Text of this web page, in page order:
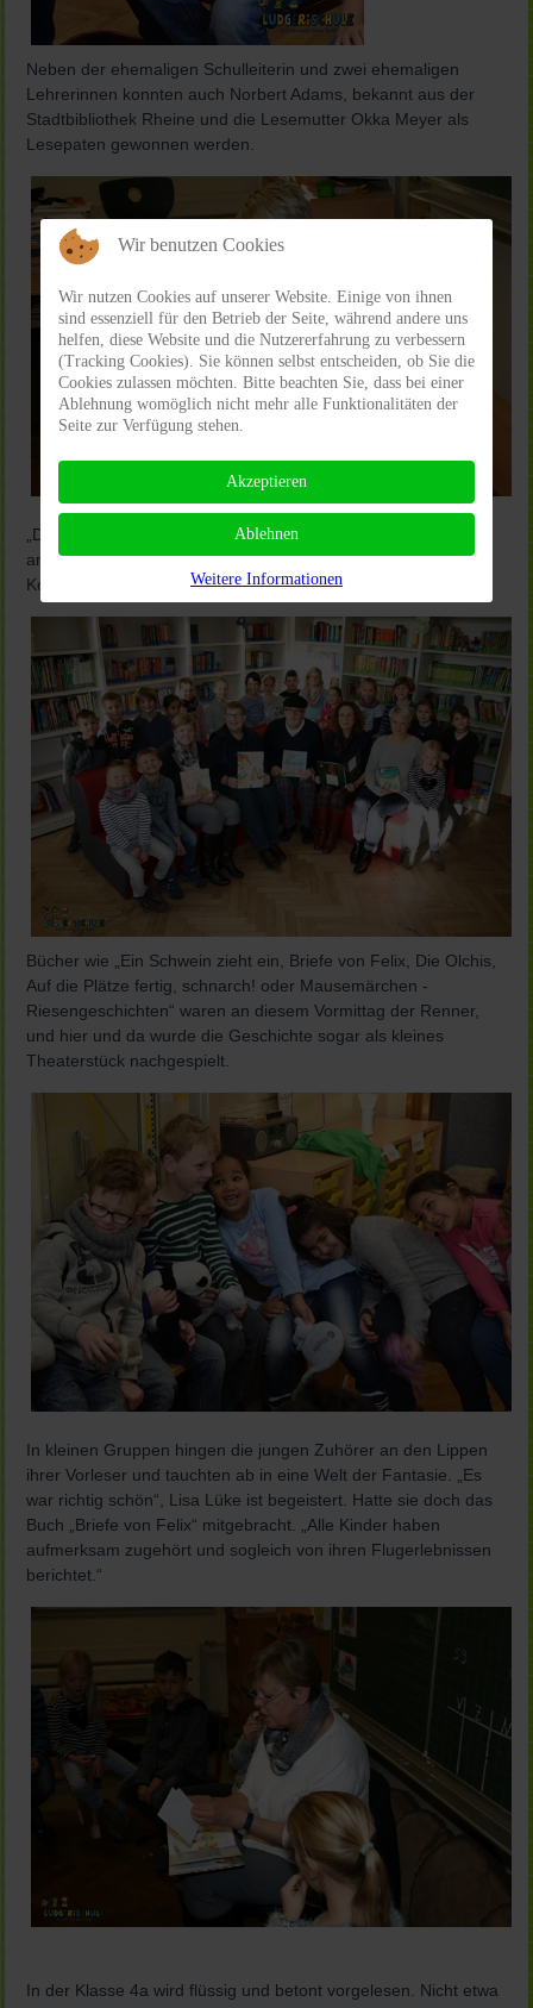
Neben der ehemaligen Schulleiterin und zwei ehemaligen
Lehrerinnen konnten auch Norbert Adams, bekannt aus der
Stadtbibliothek Rheine und die Lesemutter Okka Meyer als
Lesepaten gewonnen werden.
„Der Bundesweite Vorlesetag gehört zur alljährlichen Tradition
an der Schule und ist ein fester Bestandteil im Terminplan“ so
Konrektor Christoph Waltermann.
Bücher wie „Ein Schwein zieht ein, Briefe von Felix, Die Olchis,
Auf die Plätze fertig, schnarch! oder Mausemärchen -
Riesengeschichten“ waren an diesem Vormittag der Renner,
und hier und da wurde die Geschichte sogar als kleines
Theaterstück nachgespielt.
In kleinen Gruppen hingen die jungen Zuhörer an den Lippen
ihrer Vorleser und tauchten ab in eine Welt der Fantasie. „Es
war richtig schön“, Lisa Lüke ist begeistert. Hatte sie doch das
Buch „Briefe von Felix“ mitgebracht. „Alle Kinder haben
aufmerksam zugehört und sogleich von ihren Flugerlebnissen
berichtet.“
In der Klasse 4a wird flüssig und betont vorgelesen. Nicht etwa
Wir benutzen Cookies
Wir nutzen Cookies auf unserer Website. Einige von ihnen
sind essenziell für den Betrieb der Seite, während andere uns
helfen, diese Website und die Nutzererfahrung zu verbessern
(Tracking Cookies). Sie können selbst entscheiden, ob Sie die
Cookies zulassen möchten. Bitte beachten Sie, dass bei einer
Ablehnung womöglich nicht mehr alle Funktionalitäten der
Seite zur Verfügung stehen.
Akzeptieren
Ablehnen
Weitere Informationen